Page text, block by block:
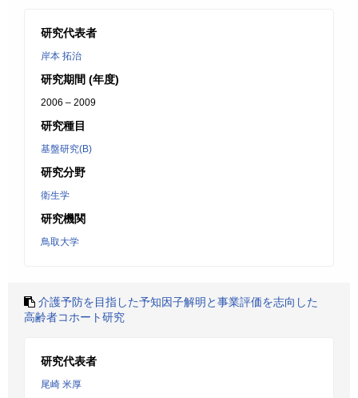
研究代表者
岸本 拓治
研究期間 (年度)
2006 – 2009
研究種目
基盤研究(B)
研究分野
衛生学
研究機関
鳥取大学
介護予防を目指した予知因子解明と事業評価を志向した
高齢者コホート研究
研究代表者
尾崎 米厚